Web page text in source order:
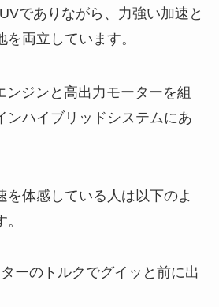
でありながら、力強い加速と
両立しています。
ンジンと高出力モーターを組
ンハイブリッドシステムにあ
を体感している人は以下のよ
ーのトルクでグイッと前に出